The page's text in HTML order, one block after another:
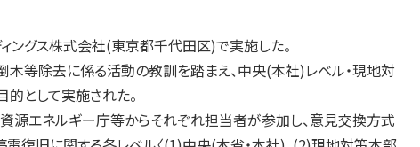
ングス株式会社(東京都千代田区)で実施した。
等除去に係る活動の教訓を踏まえ、中央(本社)レベル・現地対
として実施された。
源エネルギー庁等からそれぞれ担当者が参加し、意見交換方式